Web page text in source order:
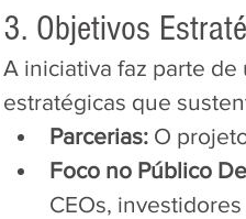
3. Objetivos
​A iniciativa faz parte
estratégicas que
Parcerias: O
Foco no Público
CEOs,